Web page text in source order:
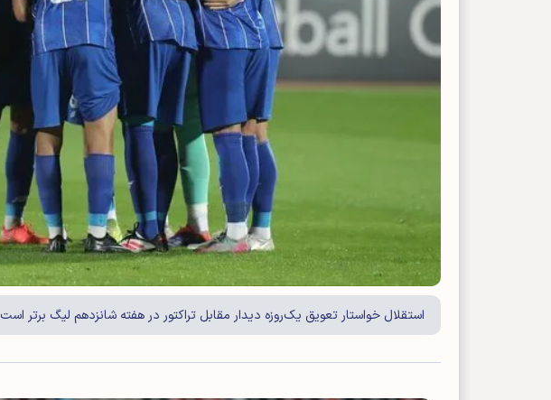
استقلال خواستار تعویق یک‌روزه دیدار مقابل تراکتور در هفته شانزدهم لیگ برتر